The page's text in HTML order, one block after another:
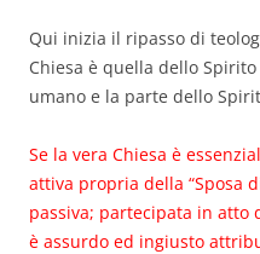
Qui inizia il ripasso di
Chiesa è quella dello
umano e la parte dello
Se la vera Chiesa è
attiva propria della “Sposa
passiva; partecipata in atto
è assurdo ed ingiusto